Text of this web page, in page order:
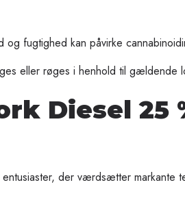
og fugtighed kan påvirke
eller røges i henhold til gældende
Diesel 25
der værdsætter markante